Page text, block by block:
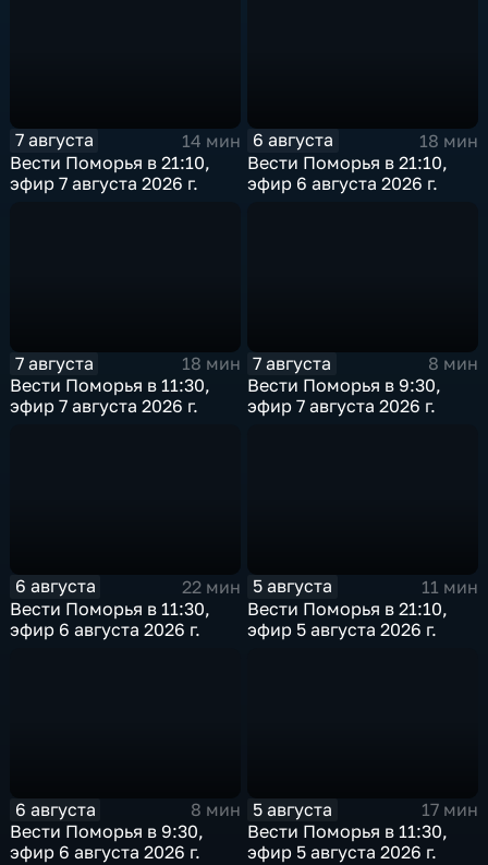
7 августа
14 мин
Вести Поморья в 21:10,
эфир 7 августа 2026 г.
6 августа
18 мин
Вести Поморья в 21:10,
эфир 6 августа 2026 г.
7 августа
18 мин
Вести Поморья в 11:30,
эфир 7 августа 2026 г.
7 августа
8 мин
Вести Поморья в 9:30,
эфир 7 августа 2026 г.
6 августа
22 мин
Вести Поморья в 11:30,
эфир 6 августа 2026 г.
5 августа
11 мин
Вести Поморья в 21:10,
эфир 5 августа 2026 г.
6 августа
8 мин
Вести Поморья в 9:30,
эфир 6 августа 2026 г.
5 августа
17 мин
Вести Поморья в 11:30,
эфир 5 августа 2026 г.